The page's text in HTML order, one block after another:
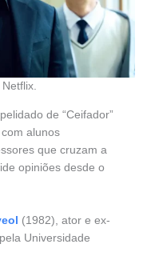
de “Ceifador”
alunos
que cruzam a
opiniões desde o
(1982), ator e ex-
Universidade